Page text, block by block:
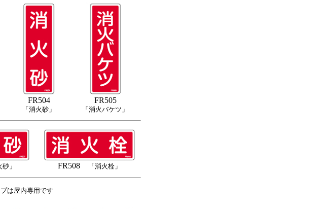
FR504
「消火砂」
FR505
「消火バケツ」
砂」 FR508 「消火栓」
は屋内専用です